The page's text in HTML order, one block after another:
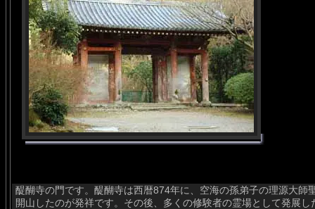
醍醐寺の門です。醍醐寺は西暦874年に、空海の孫弟子の理源大師
開山したのが発祥です。その後、多くの修験者の霊場として発展